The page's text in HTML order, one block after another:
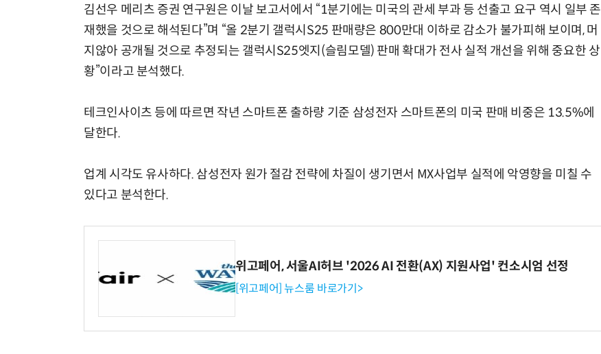
김선우 메리츠 증권 연구원은 이날 보고서에서 “1분기에는 미국의 관세 부과 등 선출고 요구 역시 일부 존
재했을 것으로 해석된다”며 “올 2분기 갤럭시S25 판매량은 800만대 이하로 감소가 불가피해 보이며, 머
지않아 공개될 것으로 추정되는 갤럭시S25엣지(슬림모델) 판매 확대가 전사 실적 개선을 위해 중요한 상
황”이라고 분석했다.
테크인사이츠 등에 따르면 작년 스마트폰 출하량 기준 삼성전자 스마트폰의 미국 판매 비중은 13.5%에
달한다.
업계 시각도 유사하다. 삼성전자 원가 절감 전략에 차질이 생기면서 MX사업부 실적에 악영향을 미칠 수
있다고 분석한다.
위고페어, 서울AI허브 '2026 AI 전환(AX) 지원사업' 컨소시엄 선정
[위고페어] 뉴스룸 바로가기>
반려견 유골을 우주에 뿌렸다…GPS 추적기로 회수까지 성공